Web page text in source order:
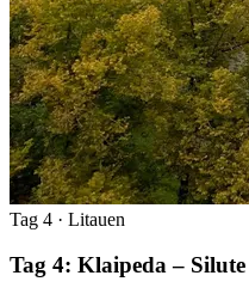
Tag 4 · Litauen
Tag 4: Klaipeda –